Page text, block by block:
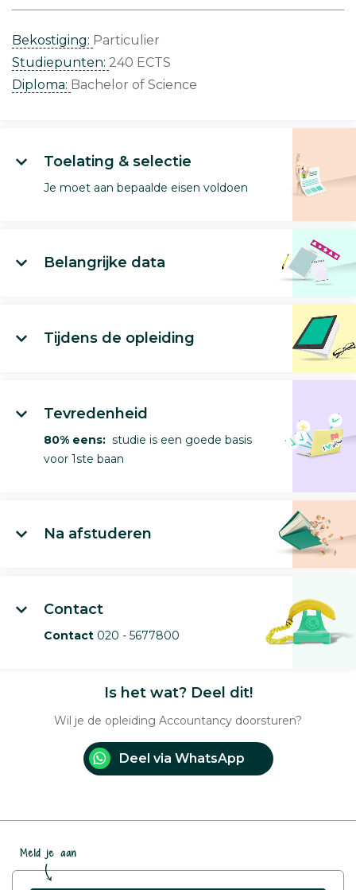
Bekostiging: Particulier
Studiepunten: 240 ECTS
Diploma: Bachelor of Science
Toelating & selectie
Je moet aan bepaalde eisen voldoen
Belangrijke data
Tijdens de opleiding
Tevredenheid
80% eens: studie is een goede basis
voor 1ste baan
Na afstuderen
Contact
Contact 020 - 5677800
Is het wat? Deel dit!
Wil je de opleiding Accountancy doorsturen?
Deel via WhatsApp
Meld je aan